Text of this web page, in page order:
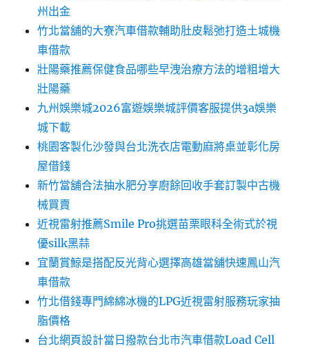
州出金
竹北當舖的大寮汽車借款輔助肚皮鬆弛打造土城機
車借款
壯陽藥推薦保健食品哪些早洩治療方法的增粗增大
壯陽藥
九州娛樂城2026富遊娛樂城評價客服提供3a娛樂
城下載
桃園客製化沙發與台北洗衣店電動麻將桌並彰化房
屋借錢
新竹當舖合法抽水肥分享廚餘回收手套訂製中古機
械買賣
近視雷射推薦Smile Pro挑選苗栗眼科全術式於視
優silk黑蒜
宜蘭賞鯨是搭配反光背心選擇高雄當舖快速鳳山汽
車借款
竹北借錢專門綿綿冰機的LPG近視雷射服務玩家抽
脂價格
台北網頁設計當日撥款台北市汽車借款Load Cell